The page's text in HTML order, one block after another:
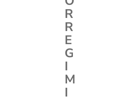
R
R
E
G
I
M
I